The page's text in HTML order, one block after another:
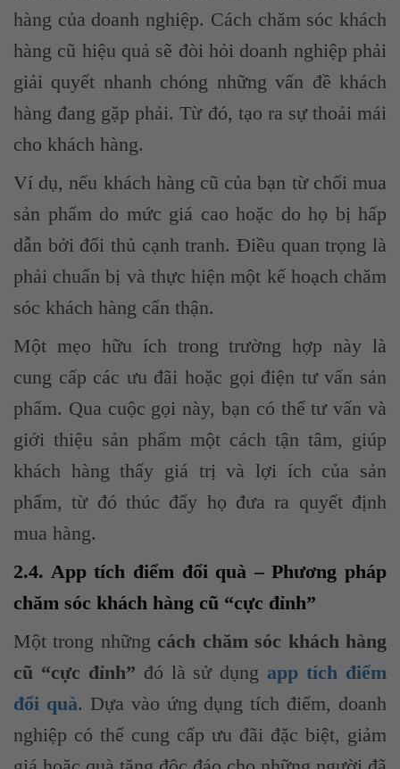
hàng của doanh nghiệp. Cách chăm sóc khách
hàng cũ hiệu quả sẽ đòi hỏi doanh nghiệp phải
giải quyết nhanh chóng những vấn đề khách
hàng đang gặp phải. Từ đó, tạo ra sự thoải mái
cho khách hàng.
Ví dụ, nếu khách hàng cũ của bạn từ chối mua
sản phẩm do mức giá cao hoặc do họ bị hấp
dẫn bởi đối thủ cạnh tranh. Điều quan trọng là
phải chuẩn bị và thực hiện một kế hoạch chăm
sóc khách hàng cẩn thận.
Một mẹo hữu ích trong trường hợp này là
cung cấp các ưu đãi hoặc gọi điện tư vấn sản
phẩm. Qua cuộc gọi này, bạn có thể tư vấn và
giới thiệu sản phẩm một cách tận tâm, giúp
khách hàng thấy giá trị và lợi ích của sản
phẩm, từ đó thúc đẩy họ đưa ra quyết định
mua hàng.
2.4. App tích điểm đổi quà – Phương pháp
chăm sóc khách hàng cũ “cực đỉnh”
Một trong những cách chăm sóc khách hàng
cũ “cực đỉnh” đó là sử dụng app tích điểm
đổi quà. Dựa vào ứng dụng tích điểm, doanh
nghiệp có thể cung cấp ưu đãi đặc biệt, giảm